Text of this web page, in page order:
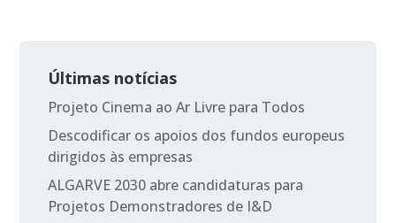
Últimas notícias
Projeto Cinema ao Ar Livre para Todos
Descodificar os apoios dos fundos europeus
dirigidos às empresas
ALGARVE 2030 abre candidaturas para
Projetos Demonstradores de I&D